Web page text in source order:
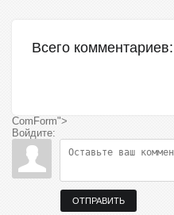
Всего комментариев:
ComForm">
Войдите:
ОТПРАВИТЬ